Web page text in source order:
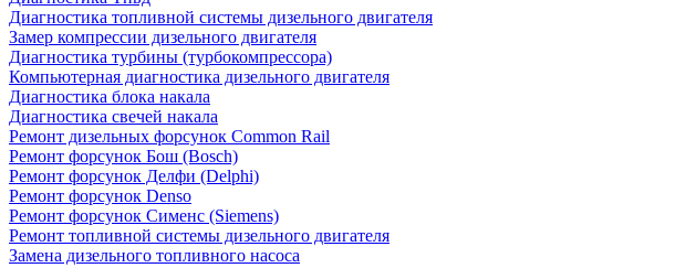
Диагностика топливной системы дизельного двигателя
Замер компрессии дизельного двигателя
Диагностика турбины (турбокомпрессора)
Компьютерная диагностика дизельного двигателя
Диагностика блока накала
Диагностика свечей накала
Ремонт дизельных форсунок Common Rail
Ремонт форсунок Бош (Bosch)
Ремонт форсунок Делфи (Delphi)
Ремонт форсунок Denso
Ремонт форсунок Сименс (Siemens)
Ремонт топливной системы дизельного двигателя
Замена дизельного топливного насоса